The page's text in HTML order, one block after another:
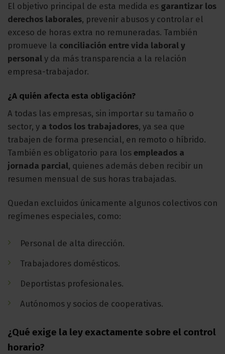
El objetivo principal de esta medida es garantizar los
derechos laborales, prevenir abusos y controlar el
exceso de horas extra no remuneradas. También
promueve la conciliación entre vida laboral y
personal y da más transparencia a la relación
empresa-trabajador.
¿A quién afecta esta obligación?
A todas las empresas, sin importar su tamaño o
sector, y a todos los trabajadores, ya sea que
trabajen de forma presencial, en remoto o híbrido.
También es obligatorio para los empleados a
jornada parcial, quienes además deben recibir un
resumen mensual de sus horas trabajadas.
Quedan excluidos únicamente algunos colectivos con
regímenes especiales, como:
Personal de alta dirección.
Trabajadores domésticos.
Deportistas profesionales.
Autónomos y socios de cooperativas.
¿Qué exige la ley exactamente sobre el control
horario?